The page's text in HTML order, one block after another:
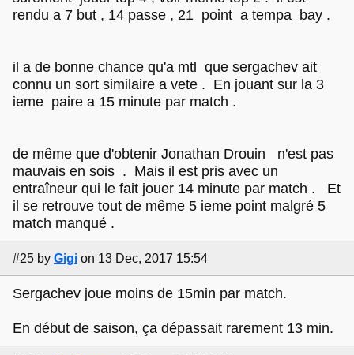
rendu a 7 but , 14 passe , 21 point a tempa bay .
il a de bonne chance qu'a mtl que sergachev ait
connu un sort similaire a vete . En jouant sur la 3
ieme paire a 15 minute par match .
de même que d'obtenir Jonathan Drouin n'est pas
mauvais en sois . Mais il est pris avec un
entraîneur qui le fait jouer 14 minute par match . Et
il se retrouve tout de même 5 ieme point malgré 5
match manqué .
#25 by Gigi on 13 Dec, 2017 15:54
Sergachev joue moins de 15min par match.
En début de saison, ça dépassait rarement 13 min.